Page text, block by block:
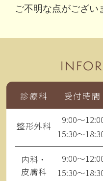
ご不明な点がござい
なお、整形外科・リ
っております。
2026.06.04
夏期休暇の
午前
後：
8月13日～16日
診療科 受付時間
整形外科
9:00～
15:30～
内科・
皮膚科
9:00～
15:30～